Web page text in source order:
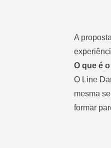
A
O que é
O Line
mesma
formar